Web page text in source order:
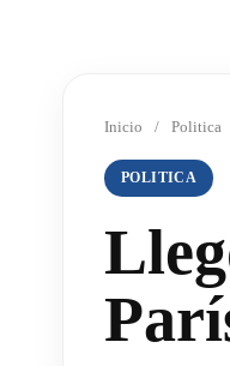
Inicio / Politica
POLITICA